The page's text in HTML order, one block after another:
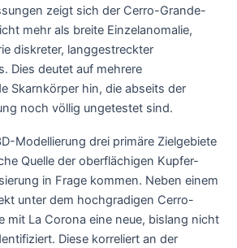
zeigt sich der Cerro-Grande-
mehr als breite Einzelanomalie,
diskreter, langgestreckter
Dies deutet auf mehrere
Skarnkörper hin, die abseits der
noch völlig ungetestet sind.
Modellierung drei primäre Zielgebiete
Quelle der oberflächigen Kupfer-
in Frage kommen. Neben einem
unter dem hochgradigen Cerro-
mit La Corona eine neue, bislang nicht
Diese korreliert an der